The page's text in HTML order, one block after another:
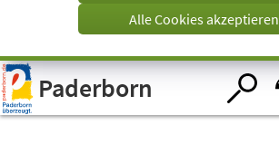
Visuelle
Assistenzsoftware
öffnen.
Alle Cookies akzeptieren
Paderborn